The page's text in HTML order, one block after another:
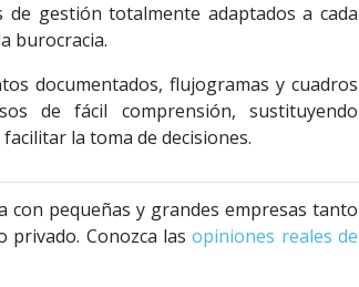
de gestión totalmente adaptados a cada
burocracia.
documentados, flujogramas y cuadros
de fácil comprensión, sustituyendo
la toma de decisiones.
con pequeñas y grandes empresas tanto
privado. Conozca lasopiniones reales de